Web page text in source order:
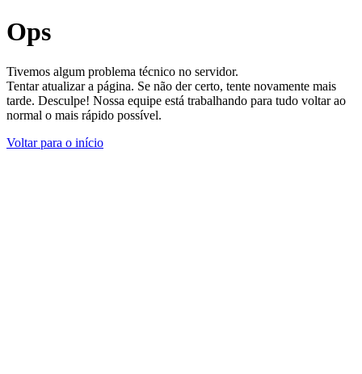
Ops
Tivemos algum problema técnico no servidor.
Tentar atualizar a página. Se não der certo, tente novamente mais
tarde. Desculpe! Nossa equipe está trabalhando para tudo voltar ao
normal o mais rápido possível.
Voltar para o início